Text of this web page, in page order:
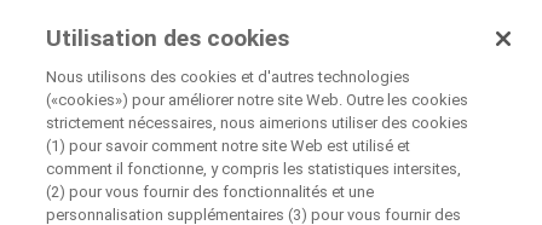
Essais Cliniques
Par Roche
À Propos Des Études Cliniques
Pourquoi participer à une étude clinique ?
Fermer
Fermer
Fermer
Fermer
Utilisation des cookies
Nous utilisons des cookies et d'autres technologies
(«cookies») pour améliorer notre site Web. Outre les cookies
strictement nécessaires, nous aimerions utiliser des cookies
(1) pour savoir comment notre site Web est utilisé et
comment il fonctionne, y compris les statistiques intersites,
(2) pour vous fournir des fonctionnalités et une
personnalisation supplémentaires (3) pour vous fournir des